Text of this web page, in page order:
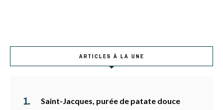
ARTICLES À LA UNE
Saint-Jacques, purée de patate douce